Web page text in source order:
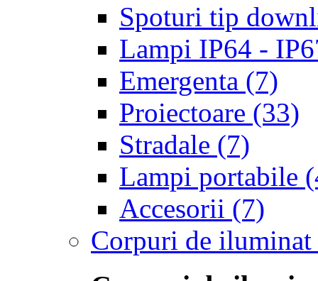
Spoturi tip
Lampi IP64 -
Emergenta (7)
Proiectoare (33)
Stradale (7)
Lampi portabile
Accesorii (7)
Corpuri de iluminat